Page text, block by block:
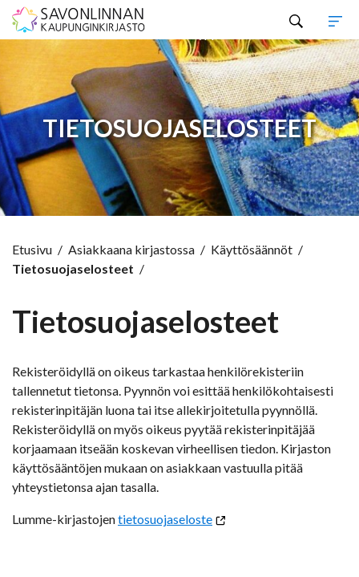
TIETOSUOJASELOSTEET
Etusivu / Asiakkaana kirjastossa / Käyttösäännöt /
Tietosuojaselosteet /
Tietosuojaselosteet
Rekisteröidyllä on oikeus tarkastaa henkilörekisteriin
tallennetut tietonsa. Pyynnön voi esittää henkilökohtaisesti
rekisterinpitäjän luona tai itse allekirjoitetulla pyynnöllä.
Rekisteröidyllä on myös oikeus pyytää rekisterinpitäjää
korjaamaan itseään koskevan virheellisen tiedon. Kirjaston
käyttösääntöjen mukaan on asiakkaan vastuulla pitää
yhteystietonsa ajan tasalla.
Lumme-kirjastojentietosuojaseloste